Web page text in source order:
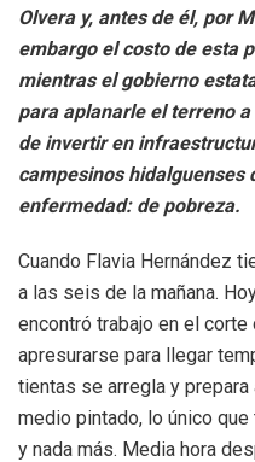
Olvera y, antes de él, por
embargo el costo de esta
mientras el gobierno
para aplanarle el terreno
de invertir en
campesinos hidalguenses
enfermedad: de pobreza.
Cuando Flavia Hernández
a las seis de la mañana.
encontró trabajo en el
apresurarse para llegar
tientas se arregla y
medio pintado, lo único
y nada más. Media hora